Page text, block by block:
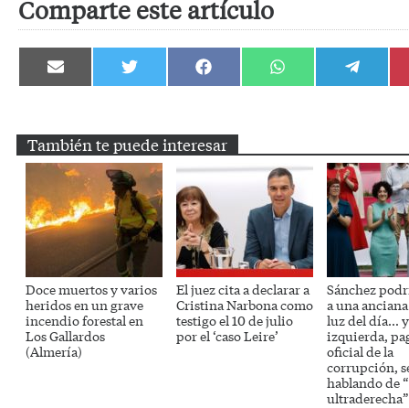
Comparte este artículo
Compartir
en
Compartir
en
Compartir
en
Compartir
en
Compartir
en
También te puede interesar
Doce muertos y varios
heridos en un grave
incendio forestal en
Los Gallardos
(Almería)
El juez cita a declarar a
Cristina Narbona como
testigo el 10 de julio
por el ‘caso Leire’
Sánchez
a una
luz del día…
izquierda,
oficial de la
corrupción,
hablando de
ultraderecha”